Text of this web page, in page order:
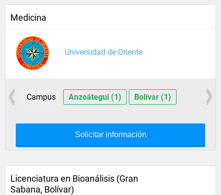
Medicina
Universidad de Oriente
Campus Anzoátegui (1) Bolívar (1)
Solicitar información
Licenciatura en Bioanálisis (Gran
Sabana, Bolívar)